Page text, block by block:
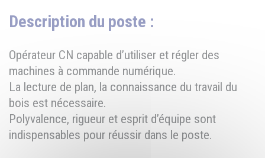
Description du poste :
Opérateur CN capable d’utiliser et régler des
machines à commande numérique.
La lecture de plan, la connaissance du travail du
bois est nécessaire.
Polyvalence, rigueur et esprit d’équipe sont
indispensables pour réussir dans le poste.